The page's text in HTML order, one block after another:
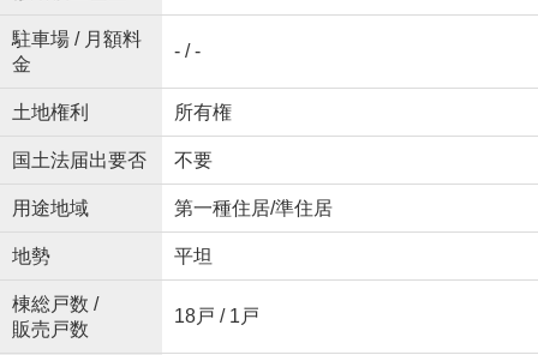
駐車場 / 月額料
金
- / -
土地権利 所有権
国土法届出要否 不要
用途地域 第一種住居/準住居
地勢 平坦
棟総戸数 /
販売戸数
18戸 / 1戸